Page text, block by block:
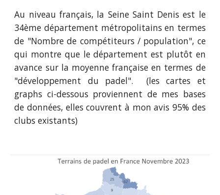
Au niveau français, la Seine Saint Denis est le
34ème département métropolitains en termes
de "Nombre de compétiteurs / population", ce
qui montre que le département est plutôt en
avance sur la moyenne française en termes de
"développement du padel". (les cartes et
graphs ci-dessous proviennent de mes bases
de données, elles couvrent à mon avis 95% des
clubs existants)